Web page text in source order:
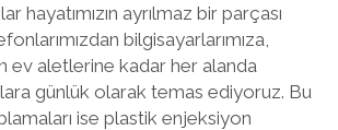
hayatımızın ayrılmaz bir parçası
bilgisayarlarımıza,
ev aletlerine kadar her alanda
günlük olarak temas ediyoruz. Bu
ise plastik enjeksiyon